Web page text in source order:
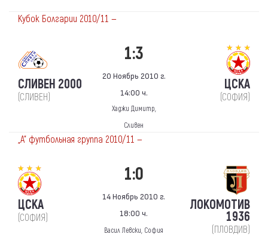
Кубок Болгарии 2010/11 —
СЛИВЕН 2000
(СЛИВЕН)
1:3
20 Ноябрь 2010 г.
14:00 ч.
Хаджи Димитр,
Сливен
ЦСКА
(СОФИЯ)
„А“ футбольная группа 2010/11 —
ЦСКА
(СОФИЯ)
1:0
14 Ноябрь 2010 г.
18:00 ч.
Васил Левски, София
ЛОКОМОТИВ
1936
(ПЛОВДИВ)